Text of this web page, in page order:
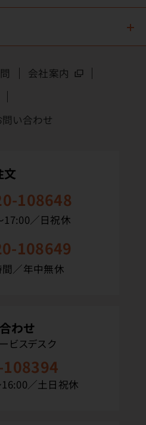
会社案内
問い合わせ
文
108648
17:00／日祝休
108649
間／年中無休
わせ
ビスデスク
／土日祝休